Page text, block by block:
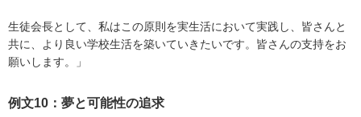
生徒会長として、私はこの原則を実生活において実践し、皆さんと
共に、より良い学校生活を築いていきたいです。皆さんの支持をお
願いします。」
例文10：夢と可能性の追求